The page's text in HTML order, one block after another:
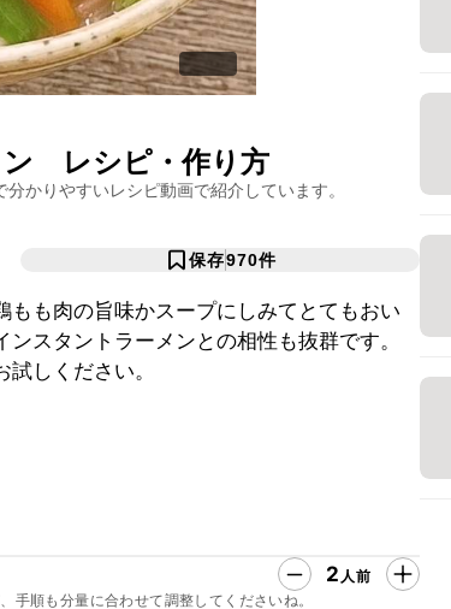
レシピ・作り方
分かりやすいレシピ動画で紹介しています。
保存970件
も肉の旨味かスープにしみてとてもおい
スタントラーメンとの相性も抜群です。
しください。
2 人前
手順も分量に合わせて調整してくださいね。